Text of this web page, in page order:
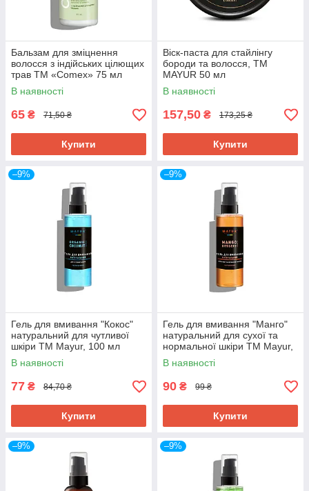
Бальзам для зміцнення
волосся з індійських цілющих
трав ТМ «Comex» 75 мл
В наявності
65 ₴ 71,50 ₴
Купити
Віск-паста для стайлінгу
бороди та волосся, ТМ
MAYUR 50 мл
В наявності
157,50 ₴ 173,25 ₴
Купити
–9%
Гель для вмивання "Кокос"
натуральний для чутливої
шкіри TM Mayur, 100 мл
В наявності
77 ₴ 84,70 ₴
Купити
–9%
Гель для вмивання "Манго"
натуральний для сухої та
нормальної шкіри TM Mayur,
100 мл
В наявності
90 ₴ 99 ₴
Купити
–9% –9%